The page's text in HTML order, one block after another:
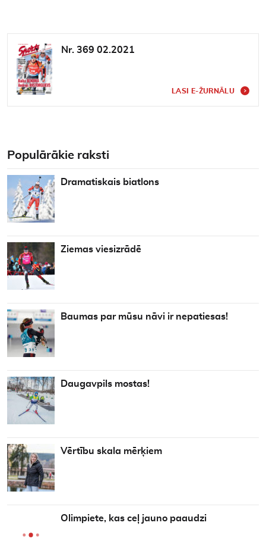
Nr. 369 02.2021
LASI E-ŽURNĀLU
Populārākie raksti
Dramatiskais biatlons
Ziemas viesizrādē
Baumas par mūsu nāvi ir nepatiesas!
Daugavpils mostas!
Vērtību skala mērķiem
Olimpiete, kas ceļ jauno paaudzi